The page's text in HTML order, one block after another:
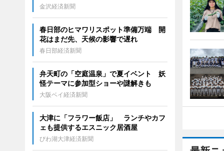
金沢経済新聞
春日部のヒマワリスポット準備万端 開
花はまだ先、天候の影響で遅れ
春日部経済新聞
弁天町の「空庭温泉」で夏イベント 妖
怪テーマに参加型ショーや謎解きも
大阪ベイ経済新聞
大津に「フラワー飯店」 ランチやカフ
ェも提供するエスニック居酒屋
びわ湖大津経済新聞